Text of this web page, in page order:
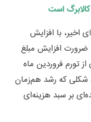
اخیر، با افزایش
اقلام خوراکی، ضرورت افزایش مبلغ
تورم فروردین ماه
شکلی که رشد هم‌زمان
بر سبد هزینه‌ای